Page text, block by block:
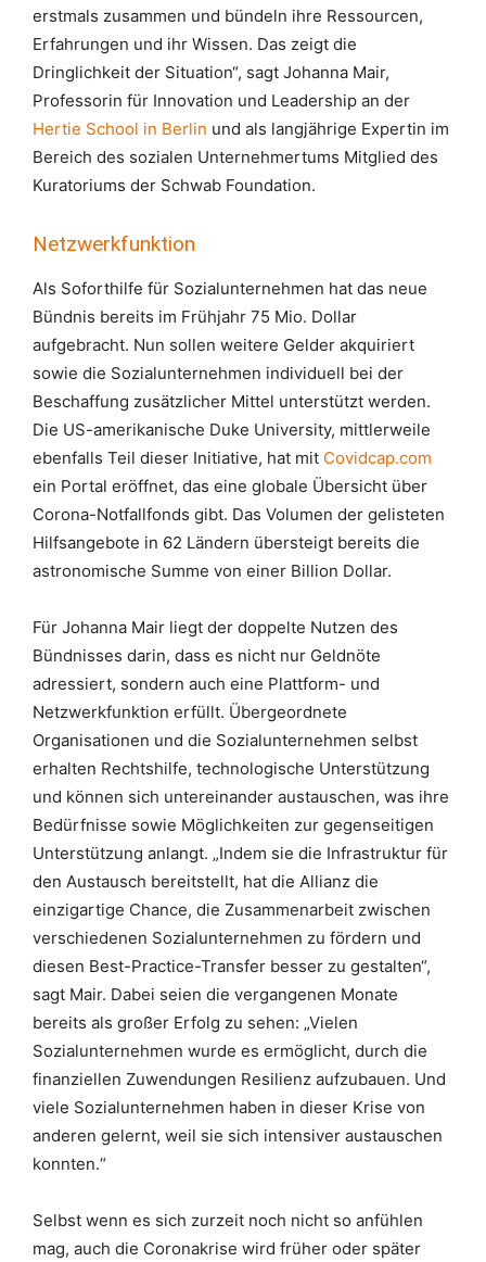
erstmals zusammen und bündeln ihre Ressourcen,
Erfahrungen und ihr Wissen. Das zeigt die
Dringlichkeit der Situation“, sagt Johanna Mair,
Professorin für Innovation und Leadership an der
Hertie School in Berlin und als langjährige Expertin im
Bereich des sozialen Unternehmertums Mitglied des
Kuratoriums der Schwab Foundation.
Netzwerkfunktion
Als Soforthilfe für Sozialunternehmen hat das neue
Bündnis bereits im Frühjahr 75 Mio. Dollar
aufgebracht. Nun sollen weitere Gelder akquiriert
sowie die Sozialunternehmen individuell bei der
Beschaffung zusätzlicher Mittel unterstützt werden.
Die US-amerikanische Duke University, mittlerweile
ebenfalls Teil dieser Initiative, hat mit Covidcap.com
ein Portal eröffnet, das eine globale Übersicht über
Corona-Notfallfonds gibt. Das Volumen der gelisteten
Hilfsangebote in 62 Ländern übersteigt bereits die
astronomische Summe von einer Billion Dollar.
Für Johanna Mair liegt der doppelte Nutzen des
Bündnisses darin, dass es nicht nur Geldnöte
adressiert, sondern auch eine Plattform- und
Netzwerkfunktion erfüllt. Übergeordnete
Organisationen und die Sozialunternehmen selbst
erhalten Rechtshilfe, technologische Unterstützung
und können sich untereinander austauschen, was ihre
Bedürfnisse sowie Möglichkeiten zur gegenseitigen
Unterstützung anlangt. „Indem sie die Infrastruktur für
den Austausch bereitstellt, hat die Allianz die
einzigartige Chance, die Zusammenarbeit zwischen
verschiedenen Sozialunternehmen zu fördern und
diesen Best-Practice-Transfer besser zu gestalten“,
sagt Mair. Dabei seien die vergangenen Monate
bereits als großer Erfolg zu sehen: „Vielen
Sozialunternehmen wurde es ermöglicht, durch die
finanziellen Zuwendungen Resilienz aufzubauen. Und
viele Sozialunternehmen haben in dieser Krise von
anderen gelernt, weil sie sich intensiver austauschen
konnten.“
Selbst wenn es sich zurzeit noch nicht so anfühlen
mag, auch die Coronakrise wird früher oder später